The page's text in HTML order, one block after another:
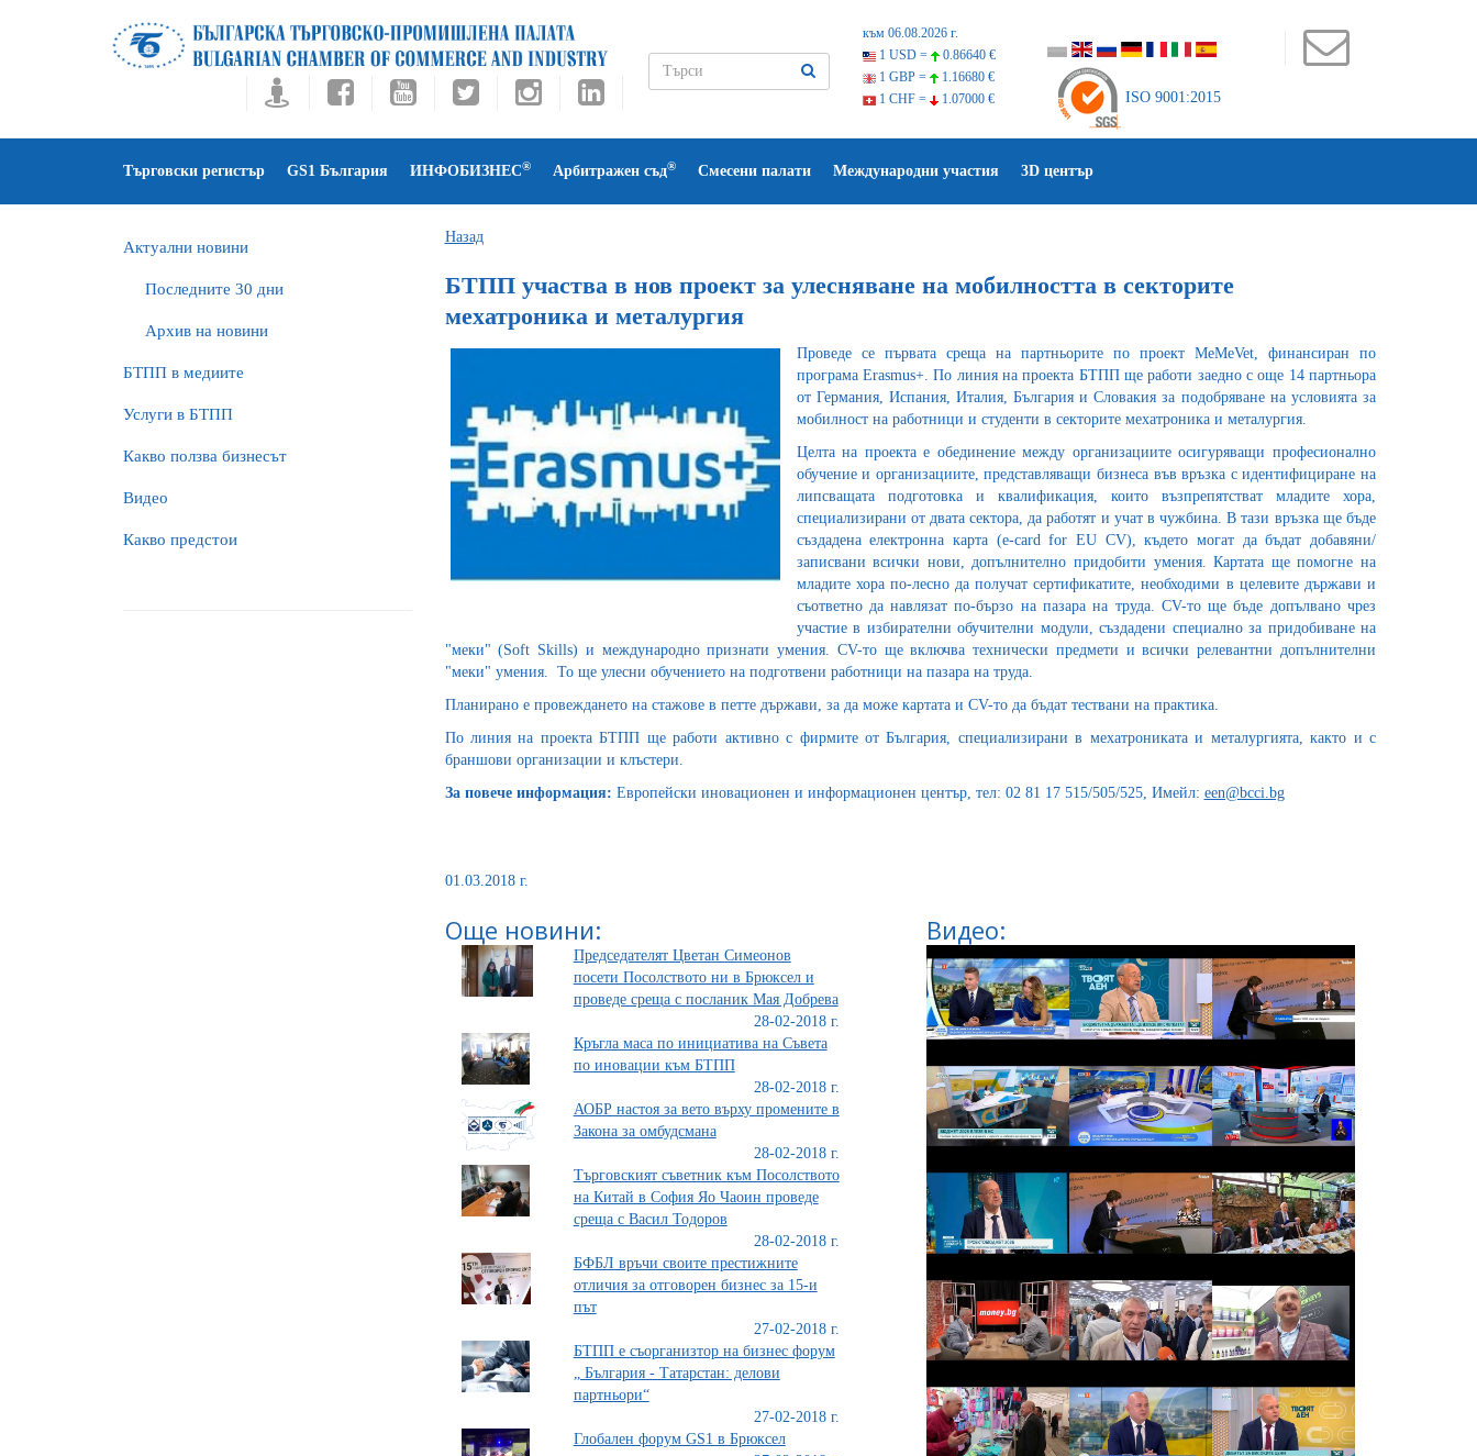
към 06.08.2026 г.
1 USD =
0.86640 €
1 GBP =
1.16680 €
1 CHF =
1.07000 € ISO 9001:2015
Търговски регистър GS1 България ИНФОБИЗНЕС® Арбитражен съд® Смесени палати Международни участия 3D център
Актуални новини
Последните 30 дни
Архив на новини
БTПП в медиите
Услуги в БТПП
Какво ползва бизнесът
Видео
Какво предстои
Назад
БТПП участва в нов проект за улесняване на мобилността в секторите
мехатроника и металургия
Проведе се първата среща на партньорите по проект MeMeVet, финансиран по
програма Erasmus+. По линия на проекта БТПП ще работи заедно с още 14 партньора
от Германия, Испания, Италия, България и Словакия за подобряване на условията за
мобилност на работници и студенти в секторите мехатроника и металургия.
Целта на проекта е обединение между организациите осигуряващи професионално
обучение и организациите, представляващи бизнеса във връзка с идентифициране на
липсващата подготовка и квалификация, които възпрепятстват младите хора,
специализирани от двата сектора, да работят и учат в чужбина. В тази връзка ще бъде
създадена електронна карта (е-card for EU CV), където могат да бъдат добавяни/
записвани всички нови, допълнително придобити умения. Картата ще помогне на
младите хора по-лесно да получат сертификатите, необходими в целевите държави и
съответно да навлязат по-бързо на пазара на труда. CV-то ще бъде допълвано чрез
участие в избирателни обучителни модули, създадени специално за придобиване на
"меки" (Soft Skills) и международно признати умения. CV-то ще включва технически предмети и всички релевантни допълнителни
"меки" умения. То ще улесни обучението на подготвени работници на пазара на труда.
Планирано е провеждането на стажове в петте държави, за да може картата и CV-то да бъдат тествани на практика.
По линия на проекта БТПП ще работи активно с фирмите от България, специализирани в мехатрониката и металургията, както и с
браншови организации и клъстери.
За повече информация: Европейски иновационен и информационен център, тел: 02 81 17 515/505/525, Имейл: een@bcci.bg
01.03.2018 г.
Още новини:
Председателят Цветан Симеонов
посети Посолството ни в Брюксел и
проведе среща с посланик Мая Добрева
28-02-2018 г.
Кръгла маса по инициатива на Съвета
по иновации към БТПП
28-02-2018 г.
АОБР настоя за вето върху промените в
Закона за омбудсмана
28-02-2018 г.
Търговският съветник към Посолството
на Китай в София Яо Чаоин проведе
среща с Васил Тодоров
28-02-2018 г.
БФБЛ връчи своите престижните
отличия за отговорен бизнес за 15-и
път
27-02-2018 г.
БТПП е съорганизтор на бизнес форум
„ България - Татарстан: делови
партньори“
27-02-2018 г.
Глобален форум GS1 в Брюксел
Видео: